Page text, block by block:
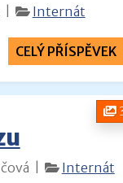
| Internát
CELÝ PŘÍSPĚVEK
| Internát